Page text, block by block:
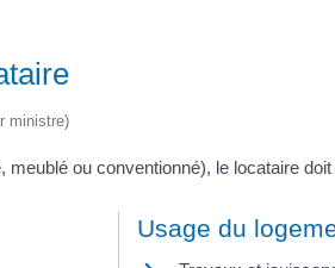
ministre)
ou conventionné), le locataire
Usage du